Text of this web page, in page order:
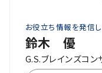
お役立ち情報を発信
鈴木 優
G.S.ブレインズコ